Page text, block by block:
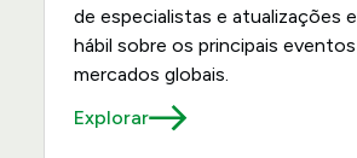
de especialistas e atualizações
hábil sobre os principais
mercados globais.
Explorar